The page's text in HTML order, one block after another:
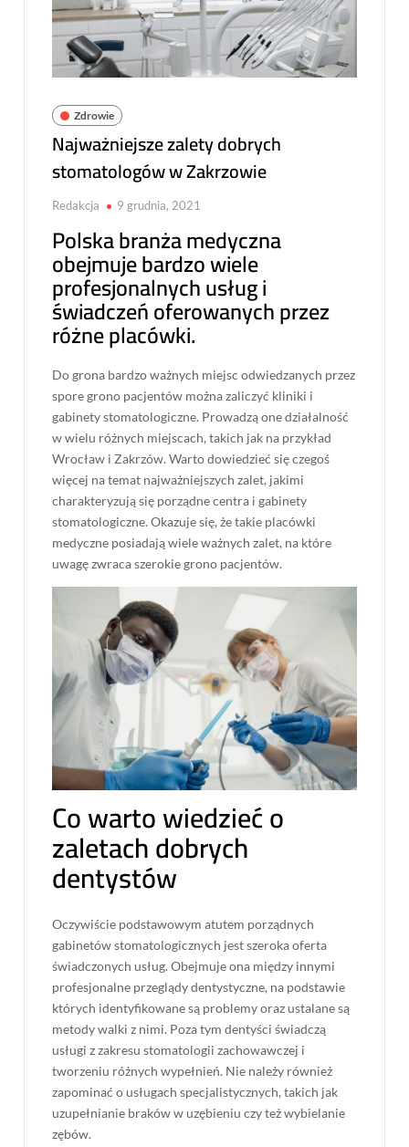
Zdrowie
Najważniejsze zalety dobrych
stomatologów w Zakrzowie
Redakcja 9 grudnia, 2021
Polska branża medyczna
obejmuje bardzo wiele
profesjonalnych usług i
świadczeń oferowanych przez
różne placówki.
Do grona bardzo ważnych miejsc odwiedzanych przez
spore grono pacjentów można zaliczyć kliniki i
gabinety stomatologiczne. Prowadzą one działalność
w wielu różnych miejscach, takich jak na przykład
Wrocław i Zakrzów. Warto dowiedzieć się czegoś
więcej na temat najważniejszych zalet, jakimi
charakteryzują się porządne centra i gabinety
stomatologiczne. Okazuje się, że takie placówki
medyczne posiadają wiele ważnych zalet, na które
uwagę zwraca szerokie grono pacjentów.
Co warto wiedzieć o
zaletach dobrych
dentystów
Oczywiście podstawowym atutem porządnych
gabinetów stomatologicznych jest szeroka oferta
świadczonych usług. Obejmuje ona między innymi
profesjonalne przeglądy dentystyczne, na podstawie
których identyfikowane są problemy oraz ustalane są
metody walki z nimi. Poza tym dentyści świadczą
usługi z zakresu stomatologii zachowawczej i
tworzeniu różnych wypełnień. Nie należy również
zapominać o usługach specjalistycznych, takich jak
uzupełnianie braków w uzębieniu czy też wybielanie
zębów.